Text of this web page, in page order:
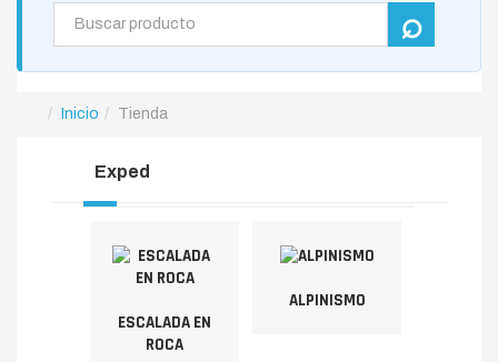
Inicio Tienda
Exped
ESCALADA EN
ROCA
ALPINISMO